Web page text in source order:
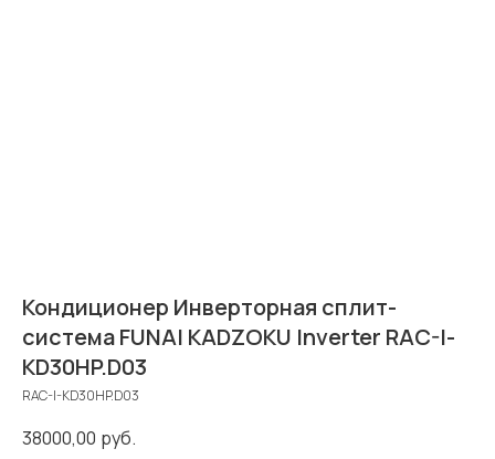
Кондиционер Инверторная сплит-
система FUNAI KADZOKU Inverter RAC-I-
KD30HP.D03
RAC-I-KD30HP.D03
38000,00 руб.